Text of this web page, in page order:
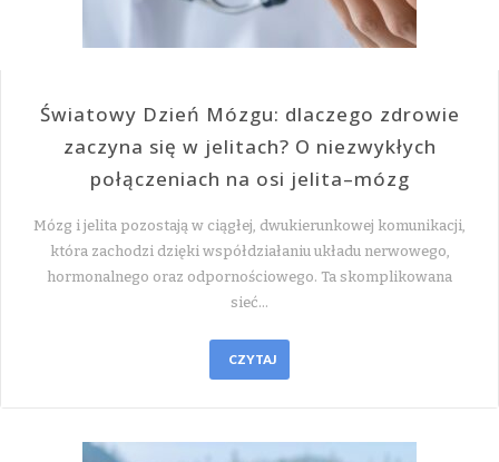
Światowy Dzień Mózgu: dlaczego zdrowie
zaczyna się w jelitach? O niezwykłych
połączeniach na osi jelita–mózg
Mózg i jelita pozostają w ciągłej, dwukierunkowej komunikacji,
która zachodzi dzięki współdziałaniu układu nerwowego,
hormonalnego oraz odpornościowego. Ta skomplikowana
sieć…
CZYTAJ